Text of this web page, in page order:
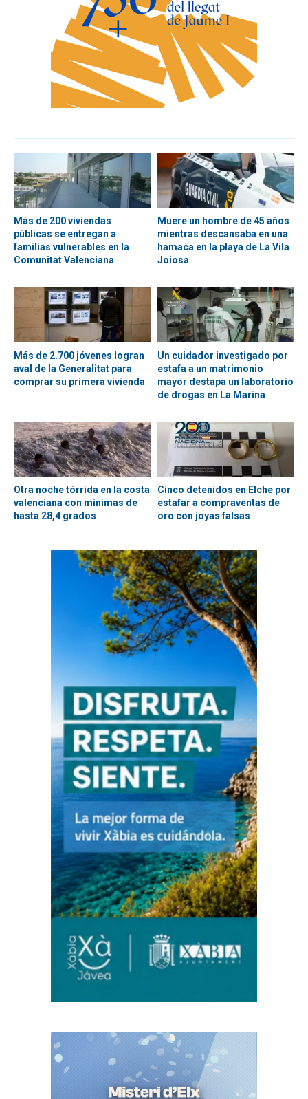
Más de 200 viviendas
públicas se entregan a
familias vulnerables en la
Comunitat Valenciana
Muere un hombre de 45 años
mientras descansaba en una
hamaca en la playa de La Vila
Joiosa
Más de 2.700 jóvenes logran
aval de la Generalitat para
comprar su primera vivienda
Un cuidador investigado por
estafa a un matrimonio
mayor destapa un laboratorio
de drogas en La Marina
Otra noche tórrida en la costa
valenciana con mínimas de
hasta 28,4 grados
Cinco detenidos en Elche por
estafar a compraventas de
oro con joyas falsas